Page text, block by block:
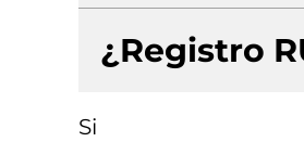
¿Registro
Si